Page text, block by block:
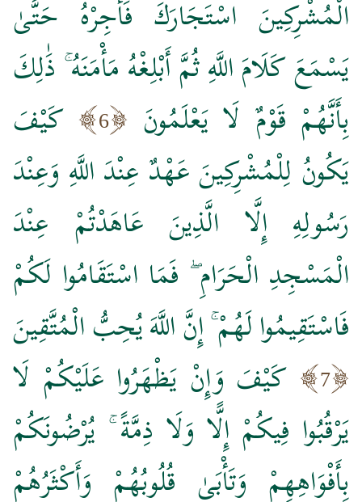
الْمُشْرِكِينَ اسْتَجَارَكَ فَأَجِرْهُ حَتَّىٰ
يَسْمَعَ كَلَامَ اللَّهِ ثُمَّ أَبْلِغْهُ مَأْمَنَهُ ۚ ذَٰلِكَ
بِأَنَّهُمْ قَوْمٌ لَا يَعْلَمُونَ
6
كَيْفَ
يَكُونُ لِلْمُشْرِكِينَ عَهْدٌ عِنْدَ اللَّهِ وَعِنْدَ
رَسُولِهِ إِلَّا الَّذِينَ عَاهَدْتُمْ عِنْدَ
الْمَسْجِدِ الْحَرَامِ ۖ فَمَا اسْتَقَامُوا لَكُمْ
فَاسْتَقِيمُوا لَهُمْ ۚ إِنَّ اللَّهَ يُحِبُّ الْمُتَّقِينَ
7
كَيْفَ وَإِنْ يَظْهَرُوا عَلَيْكُمْ لَا
يَرْقُبُوا فِيكُمْ إِلًّا وَلَا ذِمَّةً ۚ يُرْضُونَكُمْ
بِأَفْوَاهِهِمْ وَتَأْبَىٰ قُلُوبُهُمْ وَأَكْثَرُهُمْ